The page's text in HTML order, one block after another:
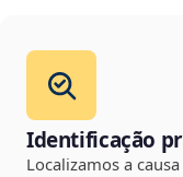
Identificação
Localizamos a